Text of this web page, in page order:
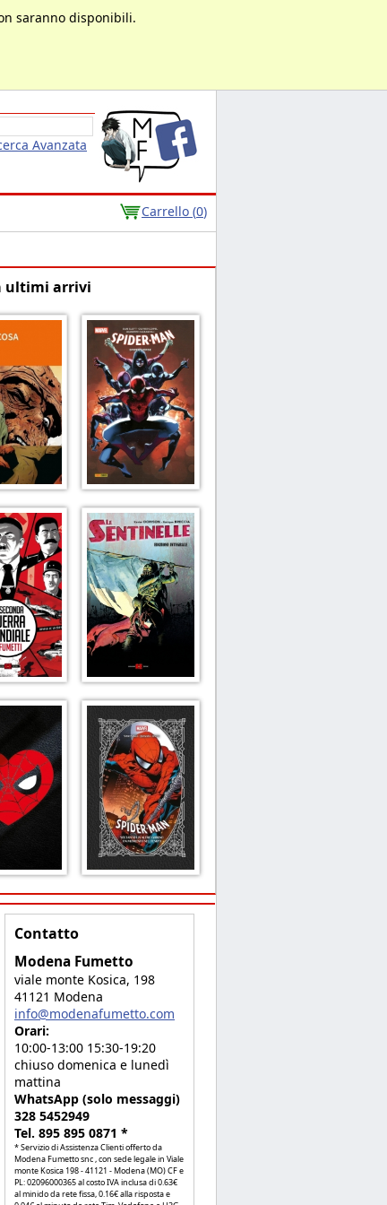
saranno disponibili.
Avanzata
Carrello (0)
ultimi arrivi
Contatto
Modena Fumetto
viale monte Kosica, 198
41121 Modena
info@modenafumetto.com
Orari:
10:00-13:00 15:30-19:20
chiuso domenica e lunedì
mattina
WhatsApp (solo messaggi)
328 5452949
Tel. 895 895 0871 *
* Servizio di Assistenza Clienti offerto da
Modena Fumetto snc , con sede legale in Viale
monte Kosica 198 - 41121 - Modena (MO) CF e
PL: 02096000365 al costo IVA inclusa di 0.63€
al minido da rete fissa, 0.16€ alla risposta e